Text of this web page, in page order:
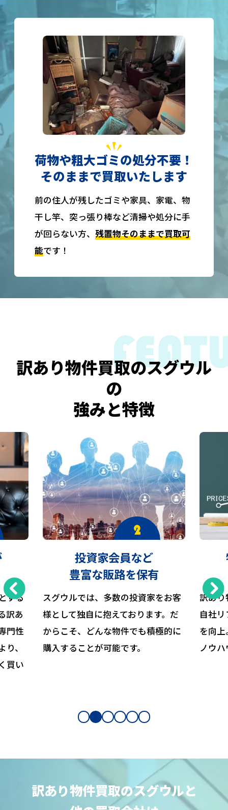
荷物や粗大ゴミの処分不要！
そのままで買取いたします
前の住人が残したゴミや家具、家電、物
干し竿、突っ張り棒など清掃や処分に手
が回らない方、 残置物そのままで買取可
能です！
訳あり物件買取のスグウル
の
強みと特徴
する
訳あ
門性
、
買い
投資家会員など
豊富な販路を保有
スグウルでは、多数の投資家をお客
様として独自に抱えております。だ
からこそ、どんな物件でも積極的に
購入することが可能です。
訳あ
自社
を向
ノウ
訳あり物件買取のスグウルと